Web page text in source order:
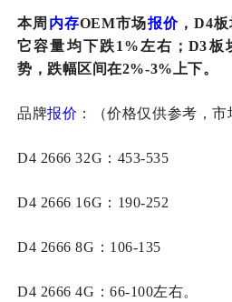
本周 内存OEM市场报价，D4
它容量均下跌1%左右；D3板
势，跌幅区间在2%-3%上下。
品牌报价 ：（价格仅供参考，市
D4 2666 32G：453-535
D4 2666 16G：190-252
D4 2666 8G：106-135
D4 2666 4G：66-100左右。